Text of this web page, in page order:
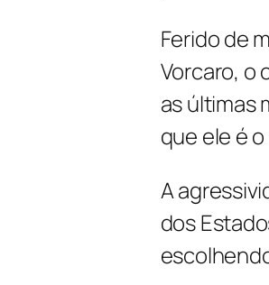
Ferido de
Vorcaro, o
as últimas
que ele é
A
dos